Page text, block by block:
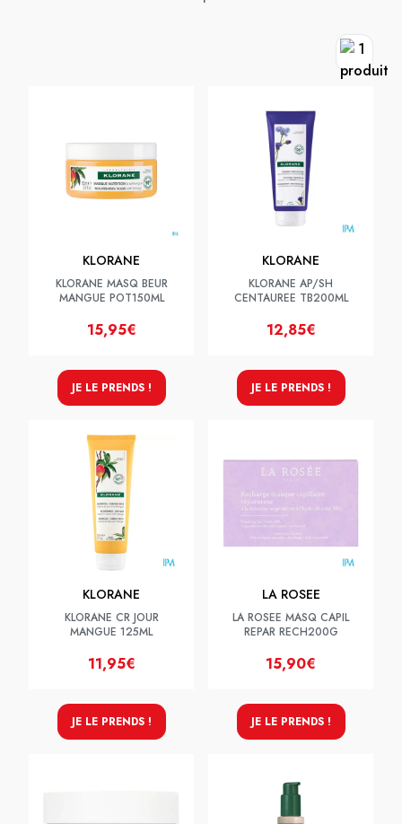
KLORANE
KLORANE MASQ BEUR
MANGUE POT150ML
15,95€
JE LE PRENDS !
KLORANE
KLORANE AP/SH
CENTAUREE TB200ML
12,85€
JE LE PRENDS !
KLORANE
KLORANE CR JOUR
MANGUE 125ML
11,95€
JE LE PRENDS !
LA ROSEE
LA ROSEE MASQ CAPIL
REPAR RECH200G
15,90€
JE LE PRENDS !